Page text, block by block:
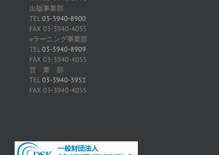
出版事業部
TEL03-3940-8900
FAX 03-3940-4055
eラーニング事業部
TEL03-3940-8909
FAX 03-3940-4055
営 業 部
TEL03-3940-3951
FAX 03-3940-4055